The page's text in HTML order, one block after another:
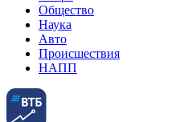
Общество
Наука
Авто
Происшествия
НАПП